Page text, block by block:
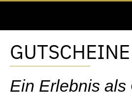
GUTSCHEINE
Ein Erlebnis als